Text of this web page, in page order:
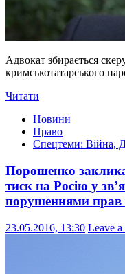
Адвокат збирається
кримськотатарського
Читати
Новини
Право
Спецтеми: Війна,
Порошенко
тиск на Росію у
порушеннями прав
23.05.2016, 13:30 Leave a